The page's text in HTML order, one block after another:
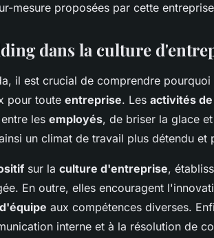
mesure proposées par cette
dans la culture
il est crucial de comprendre pourquoi
pour toute entreprise. Les activités
les employés, de briser la glace
un climat de travail plus détendu et
sur la culture d'entreprise,
En outre, elles encouragent
aux compétences diverses.
interne et à la résolution de